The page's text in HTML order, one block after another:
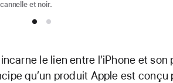
et noir.
le lien entre l’iPhone et son
qu’un produit Apple est conçu